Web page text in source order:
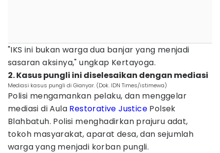
"IKS ini bukan warga dua banjar yang menjadi
sasaran aksinya," ungkap Kertayoga.
2. Kasus pungli ini diselesaikan dengan mediasi
Mediasi kasus pungli di Gianyar. (Dok. IDN Times/istimewa)
Polisi mengamankan pelaku, dan menggelar
mediasi di Aula Restorative Justice Polsek
Blahbatuh. Polisi menghadirkan prajuru adat,
tokoh masyarakat, aparat desa, dan sejumlah
warga yang menjadi korban pungli.